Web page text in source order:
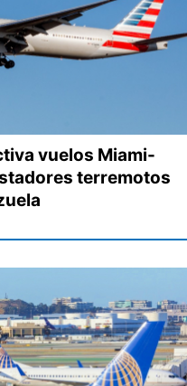
vuelos Miami-
terremotos